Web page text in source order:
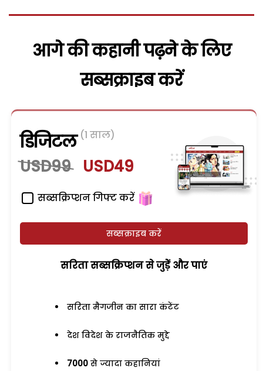
आगे की कहानी पढ़ने के लिए
सब्सक्राइब करें
डिजिटल (1 साल)
USD99 USD49
सब्सक्रिप्शन गिफ्ट करें
सब्सक्राइब करें
सरिता सब्सक्रिप्शन से जुड़ेें और पाएं
सरिता मैगजीन का सारा कंटेंट
देश विदेश के राजनैतिक मुद्दे
7000 से ज्यादा कहानियां